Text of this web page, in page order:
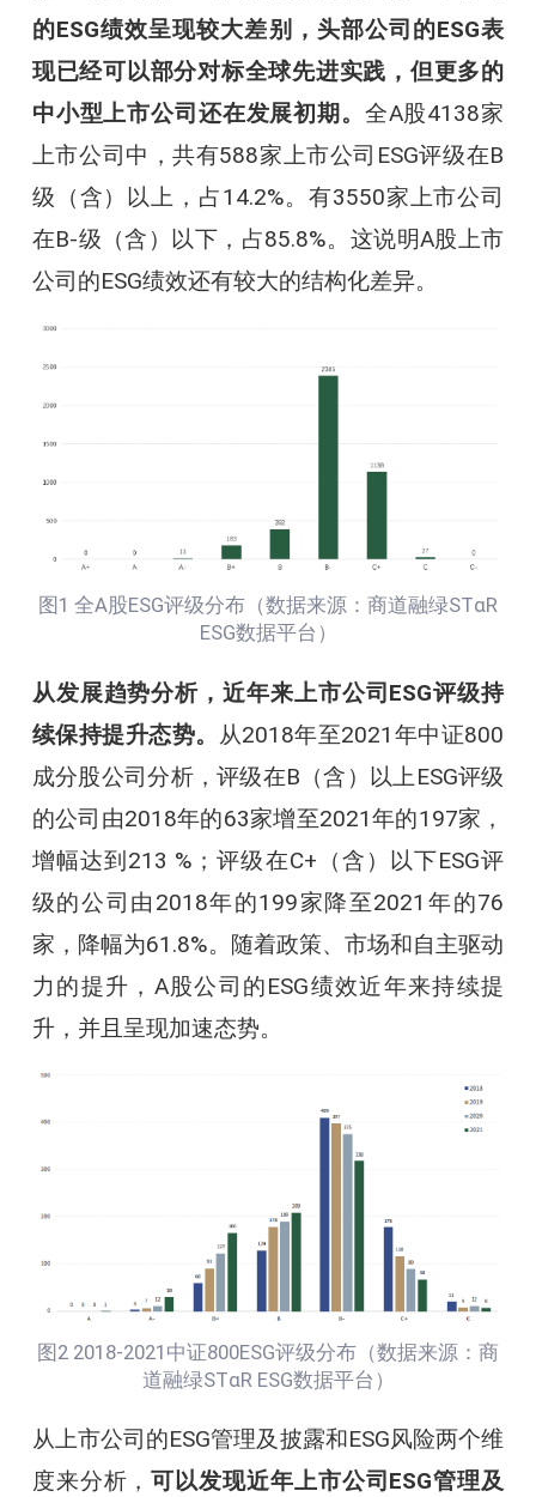
的ESG绩效呈现较大差别，头部公司的ESG表
现已经可以部分对标全球先进实践，但更多的
中小型上市公司还在发展初期。 全A股4138家
上市公司中，共有588家上市公司ESG评级在B
级（含）以上，占14.2%。有3550家上市公司
在B-级（含）以下，占85.8%。这说明A股上市
公司的ESG绩效还有较大的结构化差异。
图1 全A股ESG评级分布（数据来源：商道融绿STαR
ESG数据平台）
从发展趋势分析，近年来上市公司ESG评级持
续保持提升态势。
从2018年至2021年中证800
成分股公司分析，评级在B（含）以上ESG评级
的公司由2018年的63家增至2021年的197家，
增幅达到213 %；评级在C+（含）以下ESG评
级的公司由2018年的199家降至2021年的76
家，降幅为61.8%。随着政策、市场和自主驱动
力的提升，A股公司的ESG绩效近年来持续提
升，并且呈现加速态势。
图2 2018-2021中证800ESG评级分布（数据来源：商
道融绿STαR ESG数据平台）
从上市公司的ESG管理及披露和ESG风险两个维
度来分析，可以发现近年上市公司ESG管理及